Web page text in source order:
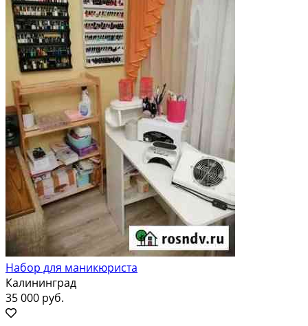
Набор для маникюриста
Калининград
35 000 руб.